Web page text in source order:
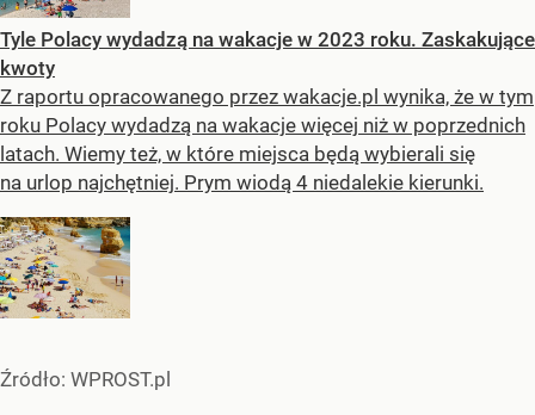
Tyle Polacy wydadzą na wakacje w 2023 roku. Zaskakujące
kwoty
Z raportu opracowanego przez wakacje.pl wynika, że w tym
roku Polacy wydadzą na wakacje więcej niż w poprzednich
latach. Wiemy też, w które miejsca będą wybierali się
na urlop najchętniej. Prym wiodą 4 niedalekie kierunki.
Źródło: WPROST.pl